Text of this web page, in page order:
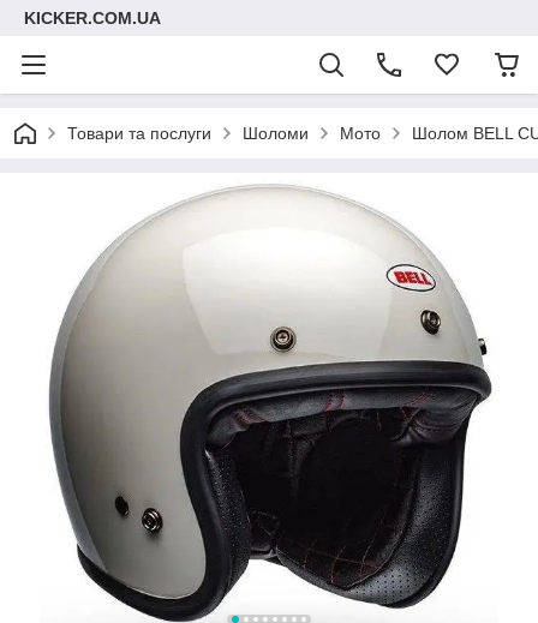
KICKER.COM.UA
Товари та послуги Шоломи Мото Шолом BELL